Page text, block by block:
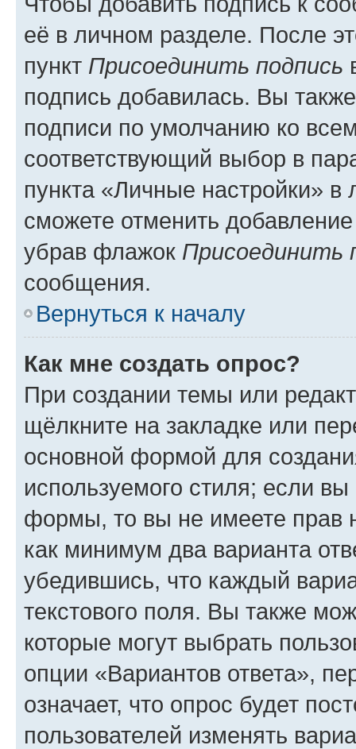
её в личном разделе. После
пункт Присоединить подпись
подпись добавилась. Вы
подписи по умолчанию ко
соответствующий выбор в
пункта «Личные настройки»
сможете отменить
убрав флажок Присоединить
сообщения.
Вернуться к началу
Как мне создать опрос?
При создании темы или
щёлкните на закладке или
основной формой для
используемого стиля; если
формы, то вы не имеете прав
как минимум два варианта
убедившись, что каждый
текстового поля. Вы также
которые могут выбрать
опции «Вариантов ответа»,
означает, что опрос будет
пользователей изменять